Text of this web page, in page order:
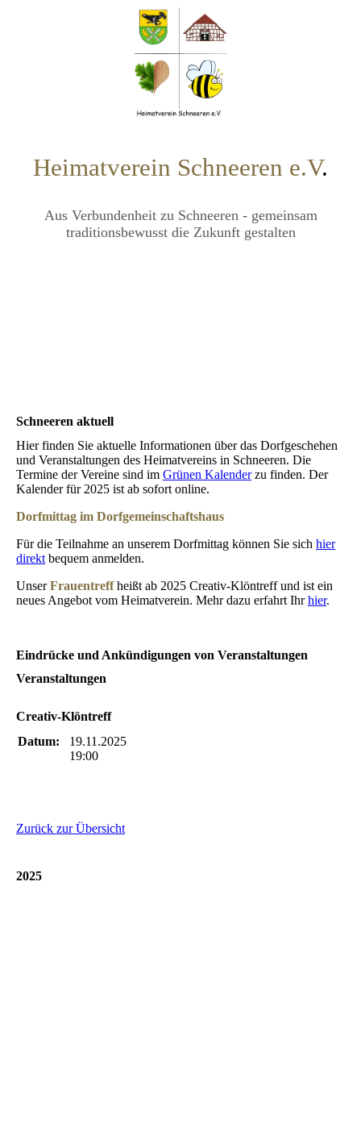
Heimatverein Schneeren e.V.
Aus Verbundenheit zu Schneeren - gemeinsam
traditionsbewusst die Zukunft gestalten
Schneeren aktuell
Hier finden Sie aktuelle Informationen über das Dorfgeschehen
und Veranstaltungen des Heimatvereins in Schneeren. Die
Termine der Vereine sind im Grünen Kalenderzu finden. Der
Kalender für 2025 ist ab sofort online.
Dorfmittag im Dorfgemeinschaftshaus
Für die Teilnahme an unserem Dorfmittag können Sie sich hier
direkt bequem anmelden.
Unser Frauentreffheißt ab 2025 Creativ-Klöntreff und ist ein
neues Angebot vom Heimatverein. Mehr dazu erfahrt Ihrhier.
Eindrücke und Ankündigungen von Veranstaltungen
Veranstaltungen
Creativ-Klöntreff
Datum:
19.11.2025
19:00
Zurück zur Übersicht
2025